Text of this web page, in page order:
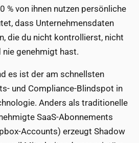
% von ihnen nutzen persönliche
dass Unternehmensdaten
die du nicht kontrollierst, nicht
genehmigt hast.
es ist der am schnellsten
und Compliance-Blindspot in
Anders als traditionelle
SaaS-Abonnements
Accounts) erzeugt Shadow